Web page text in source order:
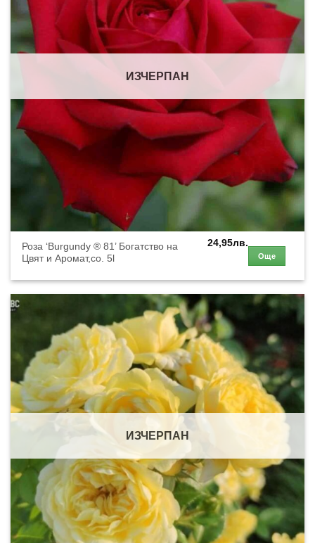
ИЗЧЕРПАН
Роза ‘Burgundy ® 81’ Богатство на
Цвят и Аромат,co. 5l
24,95лв.
Още
ИЗЧЕРПАН